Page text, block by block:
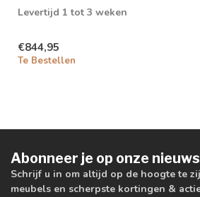
Levertijd 1 tot 3 weken
€844,95
Te Bestellen
Abonneer je op onze
Schrijf u in om altijd op de hoogte te
meubels en scherpste kortingen &